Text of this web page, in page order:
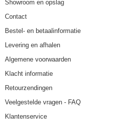
Showroom en opslag
Contact
Bestel- en betaalinformatie
Levering en afhalen
Algemene voorwaarden
Klacht informatie
Retourzendingen
Veelgestelde vragen - FAQ
Klantenservice